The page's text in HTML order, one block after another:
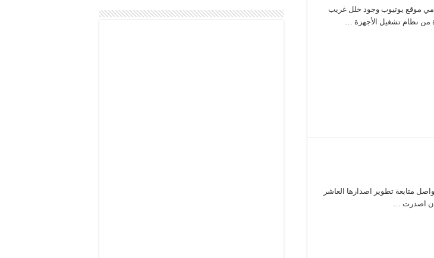
موقع يوتيوب وجود خلل غريب
من نظام تشغيل الأجهزة …
متابعة تطوير اصدارها العاشر